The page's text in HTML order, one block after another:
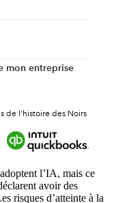
l’IA, mais ce
avoir des
risques d’atteinte à la